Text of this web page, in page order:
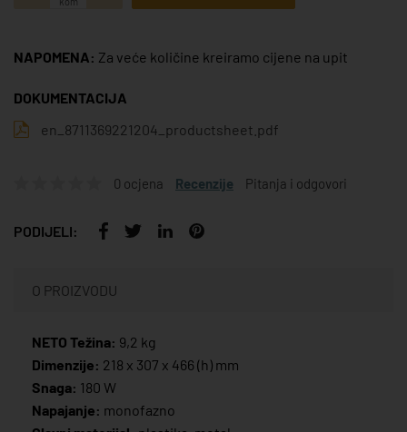
NAPOMENA: Za veće količine kreiramo cijene na upit
DOKUMENTACIJA
en_8711369221204_productsheet.pdf
0 ocjena Recenzije Pitanja i odgovori
PODIJELI:
O PROIZVODU
NETO Težina: 9,2 kg
Dimenzije: 218 x 307 x 466 (h) mm
Snaga: 180 W
Napajanje: monofazno